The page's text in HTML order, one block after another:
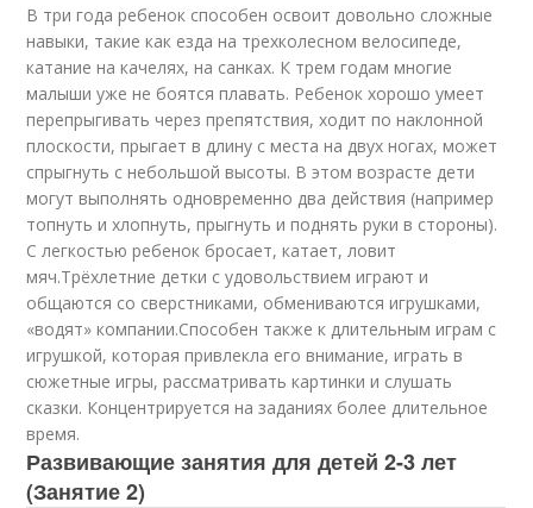
В три года ребенок способен освоит довольно сложные
навыки, такие как езда на трехколесном велосипеде,
катание на качелях, на санках. К трем годам многие
малыши уже не боятся плавать. Ребенок хорошо умеет
перепрыгивать через препятствия, ходит по наклонной
плоскости, прыгает в длину с места на двух ногах, может
спрыгнуть с небольшой высоты. В этом возрасте дети
могут выполнять одновременно два действия (например
топнуть и хлопнуть, прыгнуть и поднять руки в стороны).
С легкостью ребенок бросает, катает, ловит
мяч.Трёхлетние детки с удовольствием играют и
общаются со сверстниками, обмениваются игрушками,
«водят» компании.Способен также к длительным играм с
игрушкой, которая привлекла его внимание, играть в
сюжетные игры, рассматривать картинки и слушать
сказки. Концентрируется на заданиях более длительное
время.
Развивающие занятия для детей 2-3 лет
(Занятие 2)